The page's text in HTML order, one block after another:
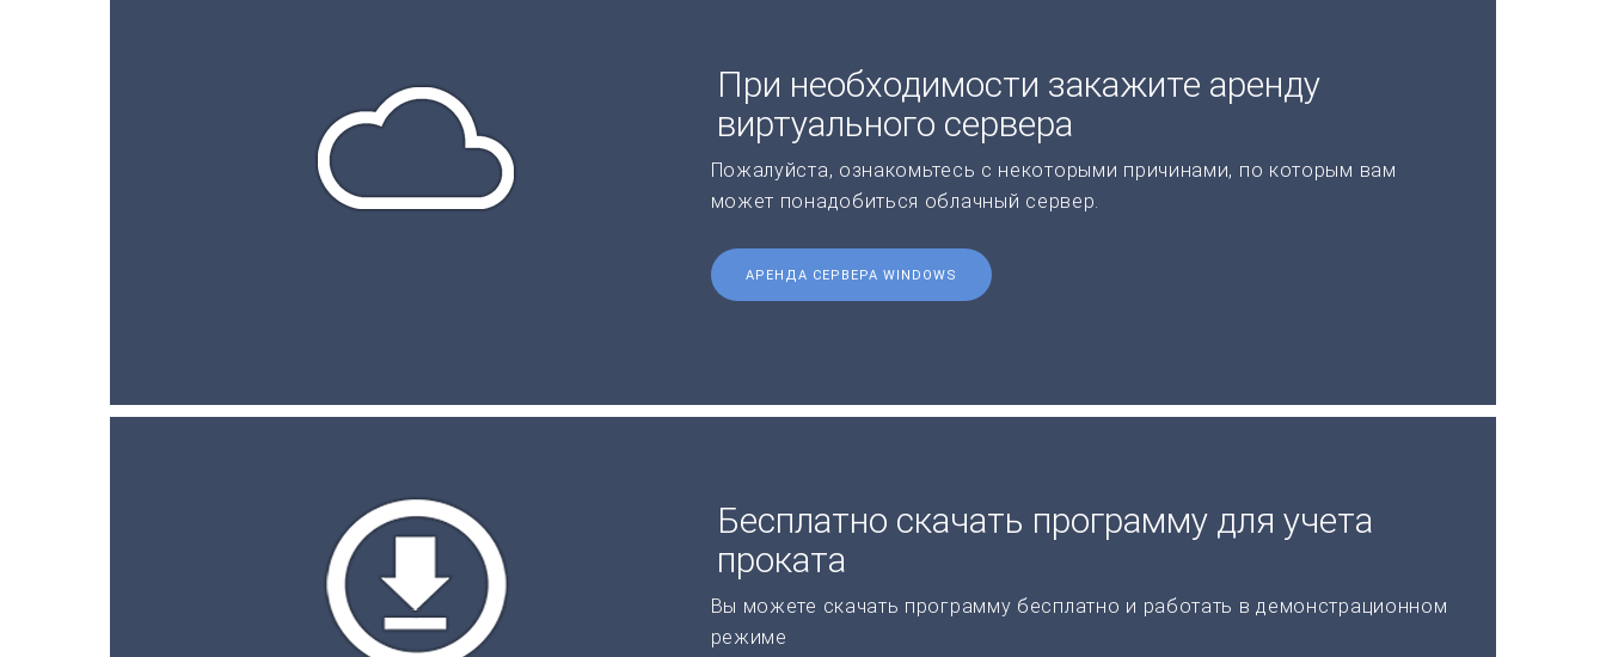
При необходимости закажите аренду
виртуального сервера
Пожалуйста, ознакомьтесь с некоторыми причинами, по которым вам
может понадобиться облачный сервер.
АРЕНДА СЕРВЕРА WINDOWS
Бесплатно скачать программу для учета
проката
Вы можете скачать программу бесплатно и работать в демонстрационном
режиме